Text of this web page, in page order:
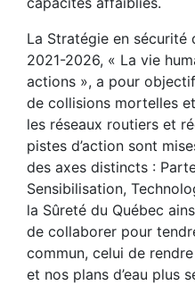
La Stratégie en sécurité
2021-2026, « La vie
actions », a pour
de collisions mortelles
les réseaux routiers et
pistes d’action sont
des axes distincts :
Sensibilisation,
la Sûreté du Québec
de collaborer pour
commun, celui de
et nos plans d’eau plus